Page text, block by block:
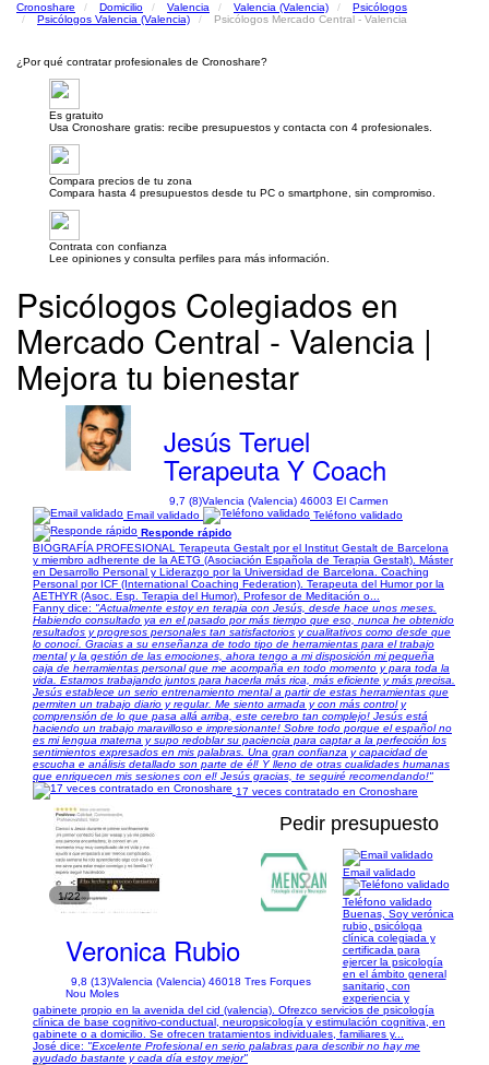
Cronoshare Domicilio Valencia Valencia (Valencia)
Psicólogos
Psicólogos Valencia (Valencia)
Psicólogos Mercado Central - Valencia
¿Por qué contratar profesionales de Cronoshare?
Es gratuito
Usa Cronoshare gratis: recibe presupuestos y contacta con 4 profesionales.
Compara precios de tu zona
Compara hasta 4 presupuestos desde tu PC o smartphone, sin compromiso.
Contrata con confianza
Lee opiniones y consulta perfiles para más información.
Psicólogos Colegiados en
Mercado Central - Valencia |
Mejora tu bienestar
Jesús Teruel
Terapeuta Y Coach
9,7 (8)Valencia (Valencia) 46003 El Carmen
Email validado
Teléfono validado
Responde rápido
BIOGRAFÍA PROFESIONAL Terapeuta Gestalt por el Institut Gestalt de Barcelona
y miembro adherente de la AETG (Asociación Española de Terapia Gestalt). Máster
en Desarrollo Personal y Liderazgo por la Universidad de Barcelona. Coaching
Personal por ICF (International Coaching Federation). Terapeuta del Humor por la
AETHYR (Asoc. Esp. Terapia del Humor). Profesor de Meditación o...
Fanny dice: "Actualmente estoy en terapia con Jesús, desde hace unos meses.
Habiendo consultado ya en el pasado por más tiempo que eso, nunca he obtenido
resultados y progresos personales tan satisfactorios y cualitativos como desde que
lo conocí. Gracias a su enseñanza de todo tipo de herramientas para el trabajo
mental y la gestión de las emociones, ahora tengo a mi disposición mi pequeña
caja de herramientas personal que me acompaña en todo momento y para toda la
vida. Estamos trabajando juntos para hacerla más rica, más eficiente y más precisa.
Jesús establece un serio entrenamiento mental a partir de estas herramientas que
permiten un trabajo diario y regular. Me siento armada y con más control y
comprensión de lo que pasa allá arriba, este cerebro tan complejo! Jesús está
haciendo un trabajo maravilloso e impresionante! Sobre todo porque el español no
es mi lengua materna y supo redoblar su paciencia para captar a la perfección los
sentimientos expresados ​​en mis palabras. Una gran confianza y capacidad de
escucha e análisis detallado son parte de él! Y lleno de otras cualidades humanas
que enriquecen mis sesiones con el! Jesús gracias, te seguiré recomendando!"
17 veces contratado en Cronoshare
1/22
Pedir presupuesto
Veronica Rubio
9,8 (13)Valencia (Valencia) 46018 Tres Forques
Nou Moles
Email validado
Teléfono validado
Buenas, Soy verónica
rubio, psicóloga
clínica colegiada y
certificada para
ejercer la psicología
en el ámbito general
sanitario, con
experiencia y
gabinete propio en la avenida del cid (valencia). Ofrezco servicios de psicología
clínica de base cognitivo-conductual, neuropsicología y estimulación cognitiva, en
gabinete o a domicilio. Se ofrecen tratamientos individuales, familiares y...
José dice: "Excelente Profesional en serio palabras para describir no hay me
ayudado bastante y cada día estoy mejor"